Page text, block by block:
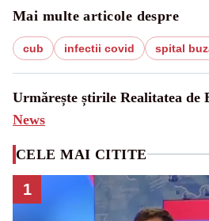
Mai multe articole despre
cub infectii covid spital
Urmărește știrile Realitatea de
News
CELE MAI CITITE
1